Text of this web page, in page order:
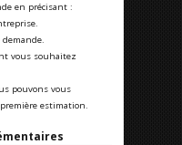
en précisant :
demande.
vous souhaitez
pouvons vous
estimation.